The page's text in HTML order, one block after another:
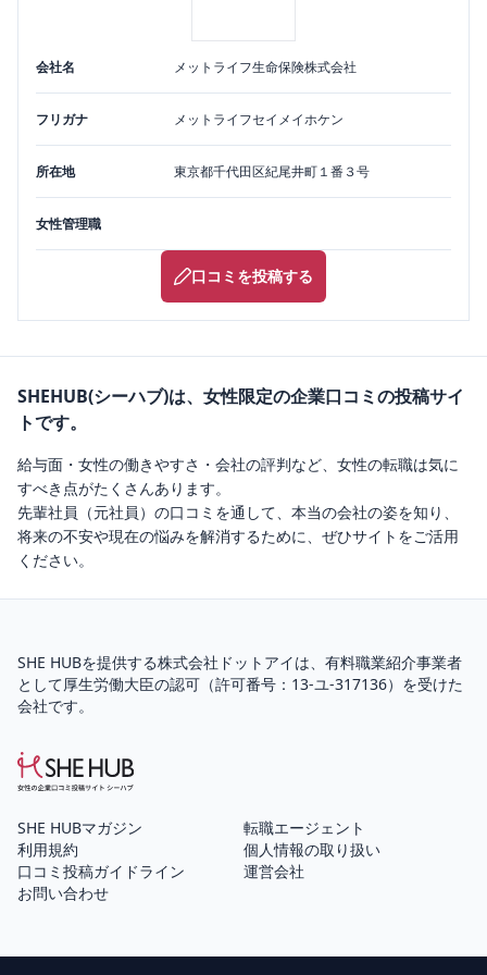
会社名 メットライフ生命保険株式会社
フリガナ メットライフセイメイホケン
所在地 東京都千代田区紀尾井町１番３号
女性管理職
口コミを投稿する
SHEHUB(シーハブ)は、女性限定の企業口コミの投稿サイ
トです。
給与面・女性の働きやすさ・会社の評判など、女性の転職は気に
すべき点がたくさんあります。
先輩社員（元社員）の口コミを通して、本当の会社の姿を知り、
将来の不安や現在の悩みを解消するために、ぜひサイトをご活用
ください。
SHE HUBを提供する株式会社ドットアイは、 有料職業紹介事業者
として厚生労働大臣の認可（許可番号：13-ユ-317136）を受けた
会社です。
SHE HUBマガジン
転職エージェント
利用規約
個人情報の取り扱い
口コミ投稿ガイドライン
運営会社
お問い合わせ